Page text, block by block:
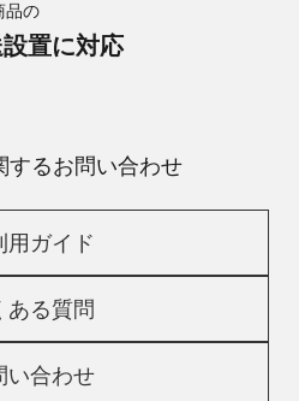
品の
置に対応
するお問い合わせ
用ガイド
ある質問
い合わせ